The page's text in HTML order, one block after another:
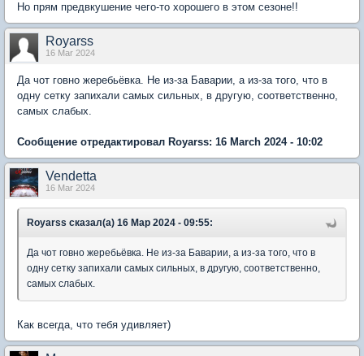
Но прям предвкушение чего-то хорошего в этом сезоне!!
Royarss
16 Mar 2024
Да чот говно жеребьёвка. Не из-за Баварии, а из-за того, что в
одну сетку запихали самых сильных, в другую, соответственно,
самых слабых.
Сообщение отредактировал Royarss: 16 March 2024 - 10:02
Vendetta
16 Mar 2024
Royarss сказал(а) 16 Мар 2024 - 09:55:
Да чот говно жеребьёвка. Не из-за Баварии, а из-за того, что в
одну сетку запихали самых сильных, в другую, соответственно,
самых слабых.
Как всегда, что тебя удивляет)